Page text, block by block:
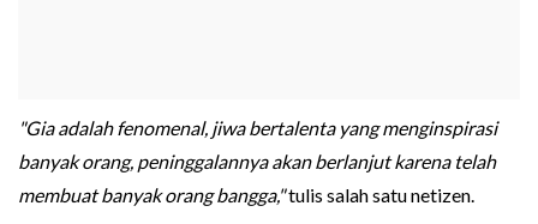
"Gia adalah fenomenal, jiwa bertalenta yang menginspirasi
banyak orang, peninggalannya akan berlanjut karena telah
membuat banyak orang bangga,"tulis salah satu netizen.